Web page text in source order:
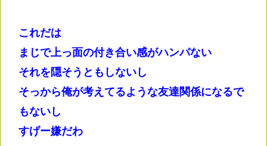
これだは
まじで上っ面の付き合い感がハンパない
それを隠そうともしないし
そっから俺が考えてるような友達関係になるで
もないし
すげー嫌だわ